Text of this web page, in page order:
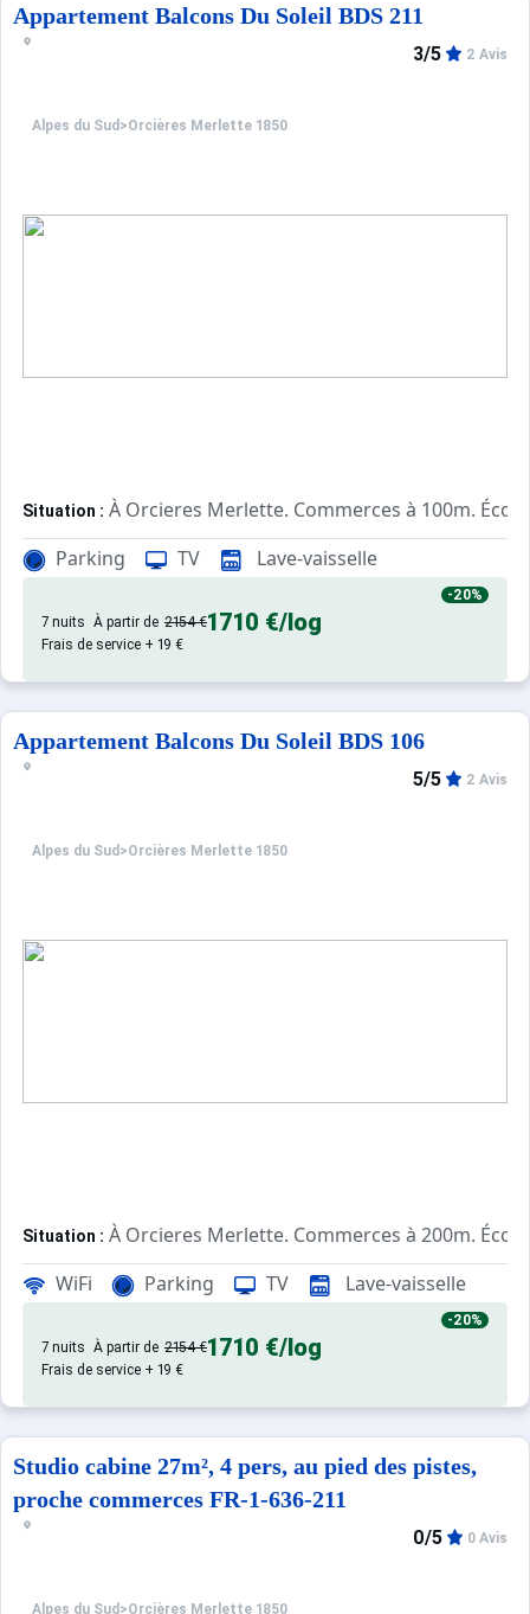
Appartement Balcons Du Soleil BDS 211
Alpes du Sud >Orcières Merlette 1850
3/5 2 Avis
Situation : À Orcieres Merlette. Commerces à 100m.
Appartement de particulier :Confortable et tout équipé.
Parking TV Lave-vaisselle
-20%
7 nuits À partir de 2154 €1710 €/log
Frais de service + 19 €
Appartement Balcons Du Soleil BDS 106
Alpes du Sud >Orcières Merlette 1850
5/5 2 Avis
Situation : À Orcieres Merlette. Commerces à 200m.
Appartement de particulier :Confortable et tout équipé.
WiFi Parking TV Lave-vaisselle
-20%
7 nuits À partir de 2154 €1710 €/log
Frais de service + 19 €
Studio cabine 27m², 4 pers, au pied des pistes,
proche commerces FR-1-636-211
Alpes du Sud >Orcières Merlette 1850
0/5 0 Avis